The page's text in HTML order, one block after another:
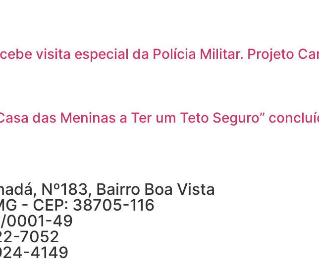
visita especial da Polícia Militar. Projeto
das Meninas a Ter um Teto Seguro”
Nº183, Bairro Boa Vista
- CEP: 38705-116
0001-49
7052
4149